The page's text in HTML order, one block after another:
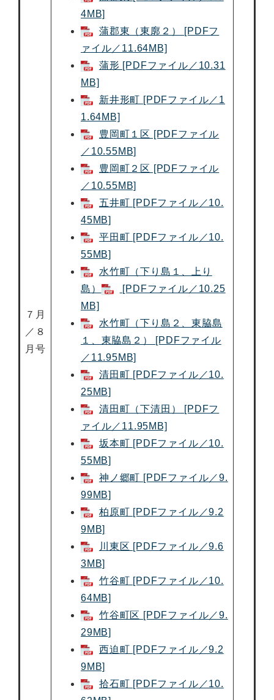
７月
／８
月号
4MB]
蒲郡東（東廓２） [PDFフ
ァイル／11.64MB]
蒲形 [PDFファイル／10.31
MB]
新井形町 [PDFファイル／1
1.64MB]
豊岡町１区 [PDFファイル
／10.55MB]
豊岡町２区 [PDFファイル
／10.55MB]
五井町 [PDFファイル／10.
45MB]
平田町 [PDFファイル／10.
55MB]
水竹町（下り島１、上り
島）
[PDFファイル／10.25
MB]
水竹町（下り島２、東脇島
１、東脇島２） [PDFファイル
／11.95MB]
清田町 [PDFファイル／10.
25MB]
清田町（下清田） [PDFフ
ァイル／11.95MB]
坂本町 [PDFファイル／10.
55MB]
神ノ郷町 [PDFファイル／9.
99MB]
柏原町 [PDFファイル／9.2
9MB]
川東区 [PDFファイル／9.6
3MB]
竹谷町 [PDFファイル／10.
64MB]
竹谷町区 [PDFファイル／9.
29MB]
西迫町 [PDFファイル／9.2
9MB]
拾石町 [PDFファイル／10.